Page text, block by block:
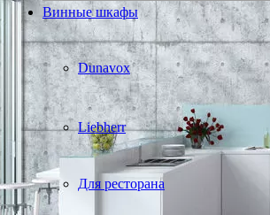
Винные шкафы
Dunavox
Liebherr
Для ресторана